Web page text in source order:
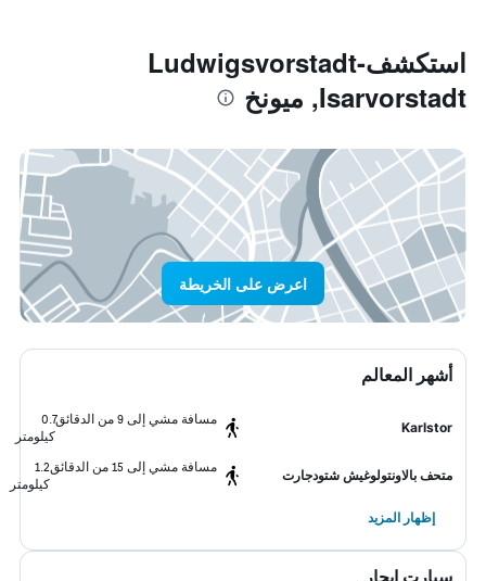
استكشفLudwigsvorstadt-
Isarvorstadt, ميونخ
اعرض على الخريطة
أشهر المعالم
Karlstor
مسافة مشي إلى 9 من الدقائق
0.7
كيلومتر
متحف بالاونتولوغيش شتودجارت
مسافة مشي إلى 15 من الدقائق
1.2
كيلومتر
إظهار المزيد